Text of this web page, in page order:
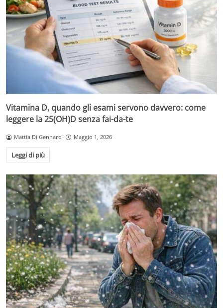
Vitamina D, quando gli esami servono davvero: come
leggere la 25(OH)D senza fai-da-te
Mattia Di Gennaro Maggio 1, 2026
Leggi di più